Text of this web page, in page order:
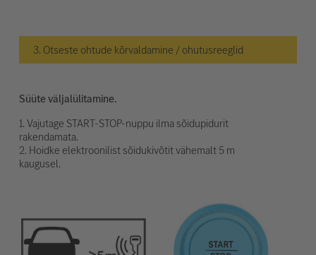
3. Otseste ohtude kõrvaldamine / ohutusreeglid
Süüte väljalülitamine.
1. Vajutage START-STOP-nuppu ilma sõidupidurit
rakendamata.
2. Hoidke elektroonilist sõidukivõtit vähemalt 5 m
kaugusel.